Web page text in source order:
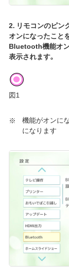
2. リモコンのピン
オンになったこと
Bluetooth機能オ
表示されます。
図1
機能がオンに
になります